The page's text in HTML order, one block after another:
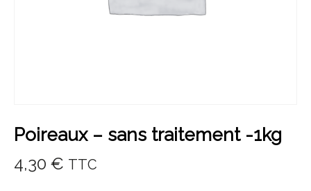
Poireaux – sans traitement -1kg
4,30 € TTC